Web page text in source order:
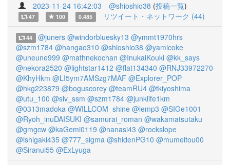
2023-11-24 16:42:03 @shioshio38 (投稿一覧)
47 100 0.485 リツイート・ネットワーク (44)
44 @juners @windorbluesky13 @ymmt1970hrs
@szm1784 @hangao310 @shioshio38 @yamicoke
@uneune999 @mathnekochan @InukaiKouki @kk_says
@nekora2520 @lightstar1412 @flat134340 @RNJ33972270
@KhyHkm @LI5ym7AMSzg7MAF @Explorer_POP
@hkg223879 @boguscorey @teamRU4 @tkiyoshima
@utu_100 @slv_ssm @szm1784 @junklife1km
@0313madoka @WILLCOM_shine @lemp3 @SIGe1001
@Ryoh_inuDAISUKI @samurai_roman @wakamatsutaku
@gmgcw @kaGemi0119 @nanasi43 @rockslope
@ishigaki435 @777_sigma @shidenPG10 @mumeitou00
@Siranui55 @ExLyuga